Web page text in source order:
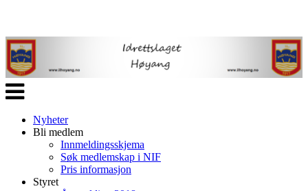
Veksle
navigasjon
Nyheter
Bli medlem
Innmeldingsskjema
Søk medlemskap i NIF
Pris informasjon
Styret